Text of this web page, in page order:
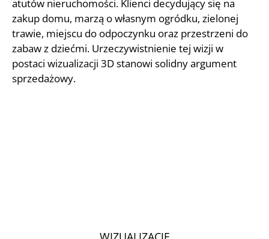
atutów nieruchomości. Klienci decydujący się na
zakup domu, marzą o własnym ogródku, zielonej
trawie, miejscu do odpoczynku oraz przestrzeni do
zabaw z dziećmi. Urzeczywistnienie tej wizji w
postaci wizualizacji 3D stanowi solidny argument
sprzedażowy.